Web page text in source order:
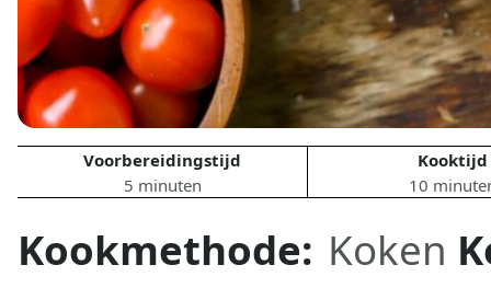
Voorbereidingstijd
5 minuten
Kooktijd
10
Kookmethode: Koken